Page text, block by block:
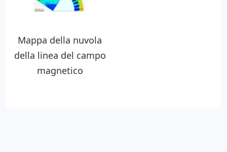
Mappa della nuvola
della linea del campo
magnetico